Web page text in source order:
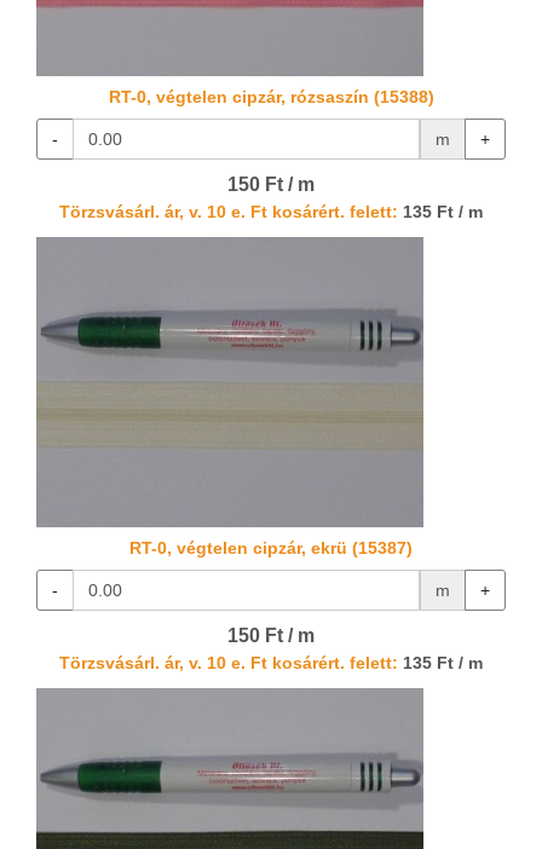
RT-0, végtelen cipzár, rózsaszín (15388)
- m +
150 Ft / m
Törzsvásárl. ár, v. 10 e. Ft kosárért. felett: 135 Ft / m
RT-0, végtelen cipzár, ekrü (15387)
- m +
150 Ft / m
Törzsvásárl. ár, v. 10 e. Ft kosárért. felett: 135 Ft / m